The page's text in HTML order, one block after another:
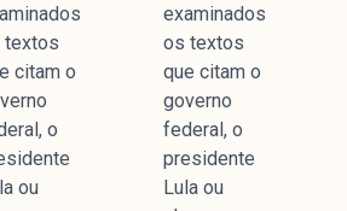
Parceria
textos
citam o
o
ou
examinados
os textos
que citam o
governo
federal, o
presidente
Lula ou